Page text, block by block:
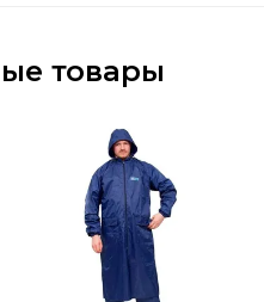
товары